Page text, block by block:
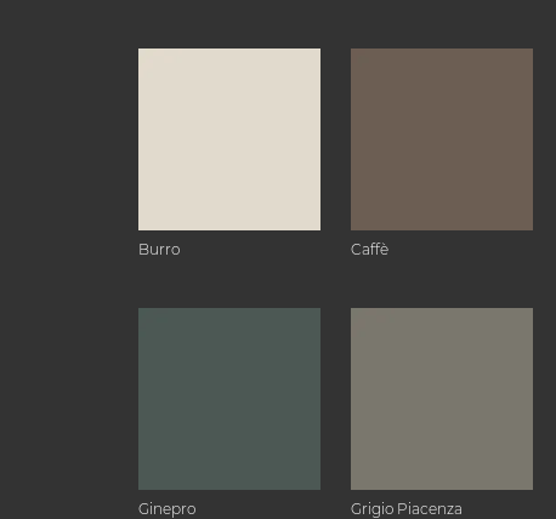
Burro Caffè
Ginepro Grigio Piacenza